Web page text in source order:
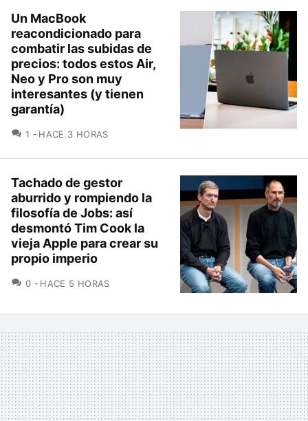
Un MacBook
reacondicionado para
combatir las subidas de
precios: todos estos Air,
Neo y Pro son muy
interesantes (y tienen
garantía)
1 COMENTARIOS
HACE 3 HORAS
Tachado de gestor
aburrido y rompiendo la
filosofía de Jobs: así
desmontó Tim Cook la
vieja Apple para crear su
propio imperio
0 COMENTARIOS
HACE 5 HORAS